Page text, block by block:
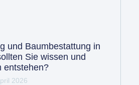
und Baumbestattung in
Sie wissen und
entstehen?
2026